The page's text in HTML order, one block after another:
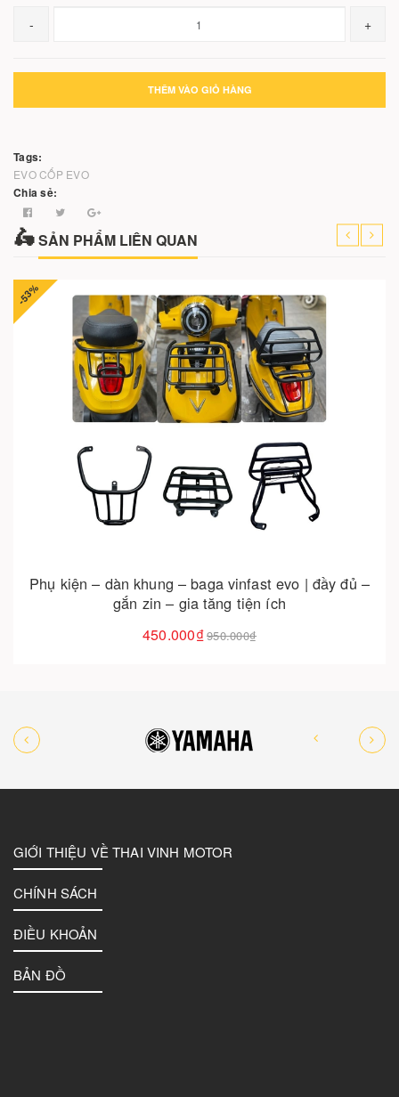
- +
THÊM VÀO GIỎ HÀNG
Tags:
EVOCỐP EVO
Chia sẻ:
SẢN PHẨM LIÊN QUAN
-53%
Phụ kiện – dàn khung – baga vinfast evo | đầy đủ –
gắn zin – gia tăng tiện ích
450.000₫950.000₫
Cho vào giỏ hàng
GIỚI THIỆU VỀ THAI VINH MOTOR
CHÍNH SÁCH
ĐIỀU KHOẢN
BẢN ĐỒ